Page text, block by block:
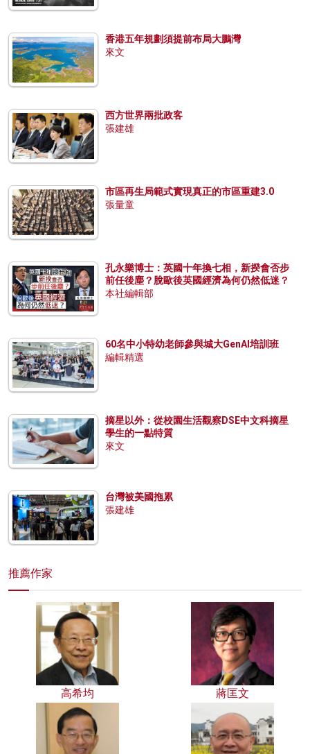
香港五年規劃須提前布局大鵬灣
來文
西方世界兩批政客
張建雄
市區再生局範式實現真正的市區重建3.0
張量童
孔永樂博士：英國十年換七相，新揆會否步
前任後塵？脫歐後英國經濟為何仍然低迷？
本社編輯部
60名中小特幼老師參與城大GenAI培訓班
編輯精選
摘星以外：從校園生活觀察DSE中文科摘星
學生的一點特質
來文
台灣被美國拖累
張建雄
推薦作家
高希均 蔣匡文